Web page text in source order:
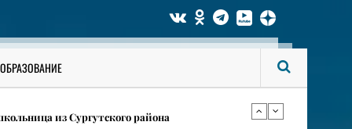
ОБРАЗОВАНИЕ
в роддомах крупных городов ХМАО
из Сургутского района